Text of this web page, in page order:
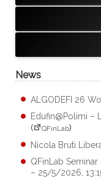
News
ALGODEFI 26
Edufin@Polimi –
(
QFinLab)
Nicola Bruti
QFinLab
– 25/5/2026,